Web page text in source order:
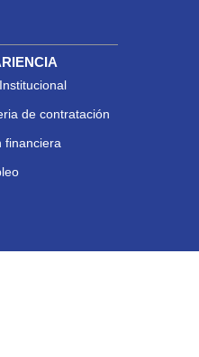
de contratación
financiera